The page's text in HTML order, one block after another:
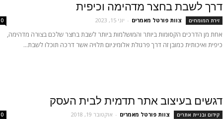
דרך לשבת בחצר מדהימה וכיפית
זירת המומחים צוות פורטל מאמרים - יוני 15, 2023 0
אחת מן הדרכים הקסומות ביותר והמושלמות ביותר לשבת בחצר שלכם בצורה מדהימה,
כיפית ואיכותית כמובן זה דרך פרגולת אלומיניום תלויה אשר דרכה תוכלו לשבת...
דגשים בעיצוב אתר תדמית לבית העסק
קידום ובניית אתרים צוות פורטל מאמרים - אוקטובר 19, 2018 0